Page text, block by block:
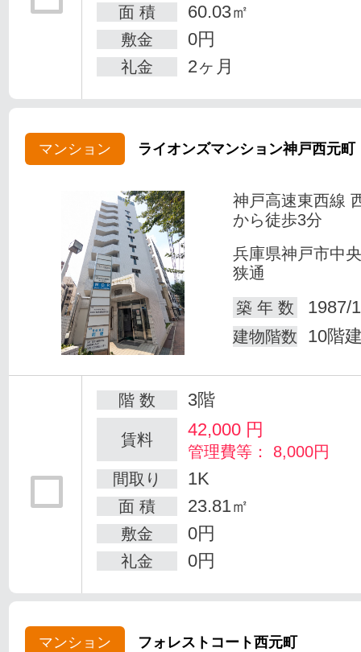
面 積 60.03㎡
敷金 0円
礼金 2ヶ月
マンション ライオンズマンション神戸西元町
神戸高速東西線
から徒歩3分
兵庫県神戸市中
狭通
築 年 数
1987/
建物階数 10階
階 数 3階
賃料 42,000 円
管理費等： 8,000円
間取り
1K
面 積 23.81㎡
敷金 0円
礼金 0円
マンション フォレストコート西元町